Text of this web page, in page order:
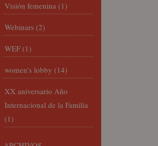
Visión femenina (1)
Webinars (2)
WEF (1)
women's lobby (14)
XX aniversario Año
Internacional de la Familia
(1)